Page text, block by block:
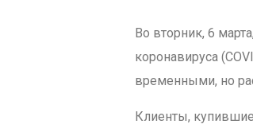
Во вторник, 6
коронавируса
временными, но
Клиенты,